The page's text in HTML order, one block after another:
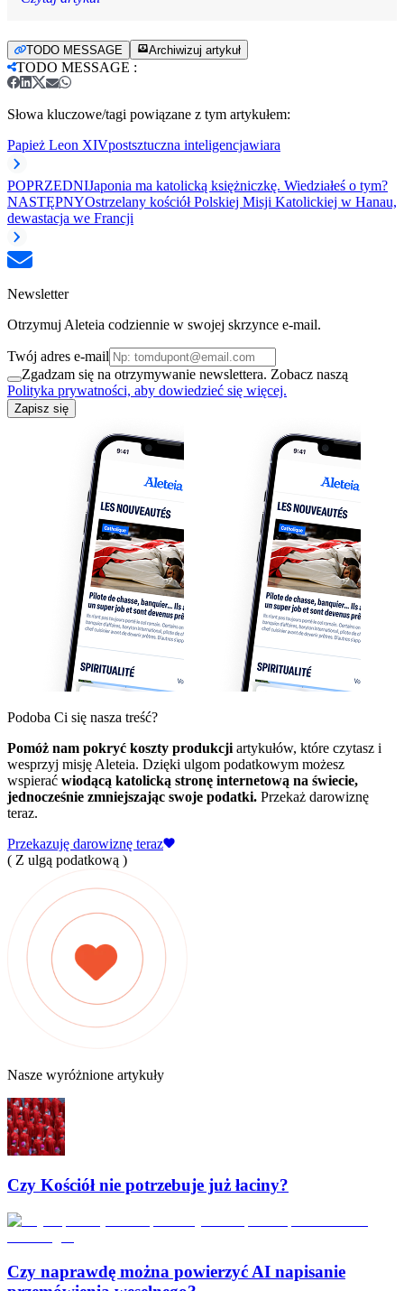
TODO MESSAGE Archiwizuj artykuł
TODO MESSAGE :
Słowa kluczowe/tagi powiązane z tym artykułem:
Papież Leon XIVpostsztuczna inteligencjawiara
POPRZEDNIJaponia ma katolicką księżniczkę. Wiedziałeś o tym?
NASTĘPNYOstrzelany kościół Polskiej Misji Katolickiej w Hanau,
dewastacja we Francji
Newsletter
Otrzymuj Aleteia codziennie w swojej skrzynce e-mail.
Twój adres e-mail
Zgadzam się na otrzymywanie newslettera. Zobacz naszą
Polityka prywatności, aby dowiedzieć się więcej.
Zapisz się
Podoba Ci się nasza treść?
Pomóż nam pokryć koszty produkcji artykułów, które czytasz i
wesprzyj misję Aleteia. Dzięki ulgom podatkowym możesz
wspierać wiodącą katolicką stronę internetową na świecie,
jednocześnie zmniejszając swoje podatki. Przekaż darowiznę
teraz.
Przekazuję darowiznę teraz
( Z ulgą podatkową )
Nasze wyróżnione artykuły
Czy Kościół nie potrzebuje już łaciny?
Czy naprawdę można powierzyć AI napisanie